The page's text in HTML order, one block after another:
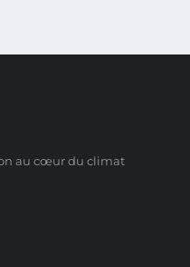
au cœur du climat